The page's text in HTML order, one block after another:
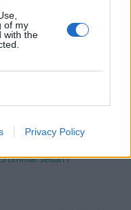
of my
with the
Privacy Policy
23:42 Projekt
Aerodeck
INAT 35/40
timmar sedani